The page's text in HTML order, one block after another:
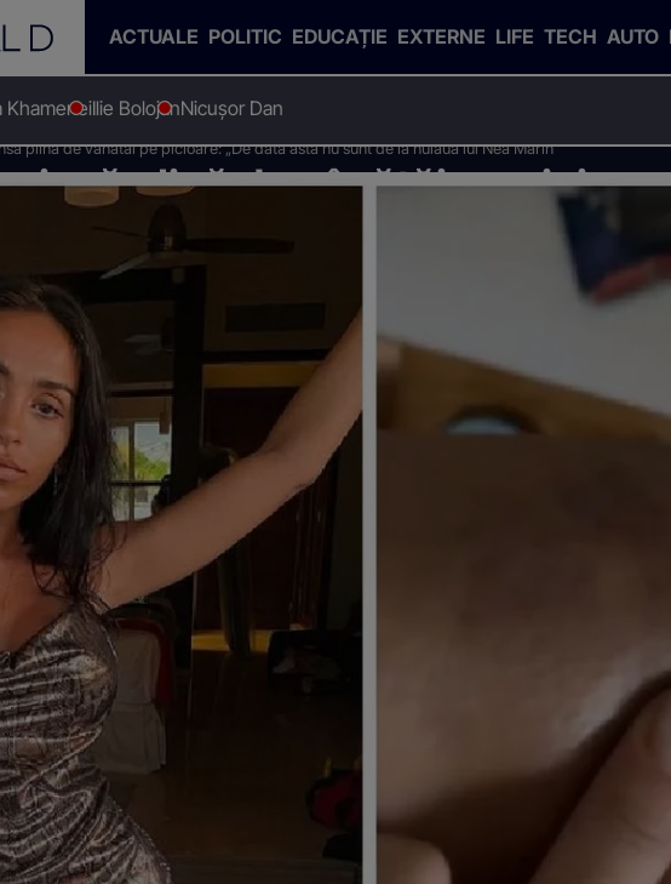
ACTUALE POLITIC EDUCAȚIE EXTERNE LIFE TECH AUTO
KhameneiIlie BolojanNicușor Dan
plină de vânătăi pe picioare: „De data asta nu sunt de la nuiaua lui Nea Marin”
plină de vânătăi pe
nuiaua lui Nea Marin”